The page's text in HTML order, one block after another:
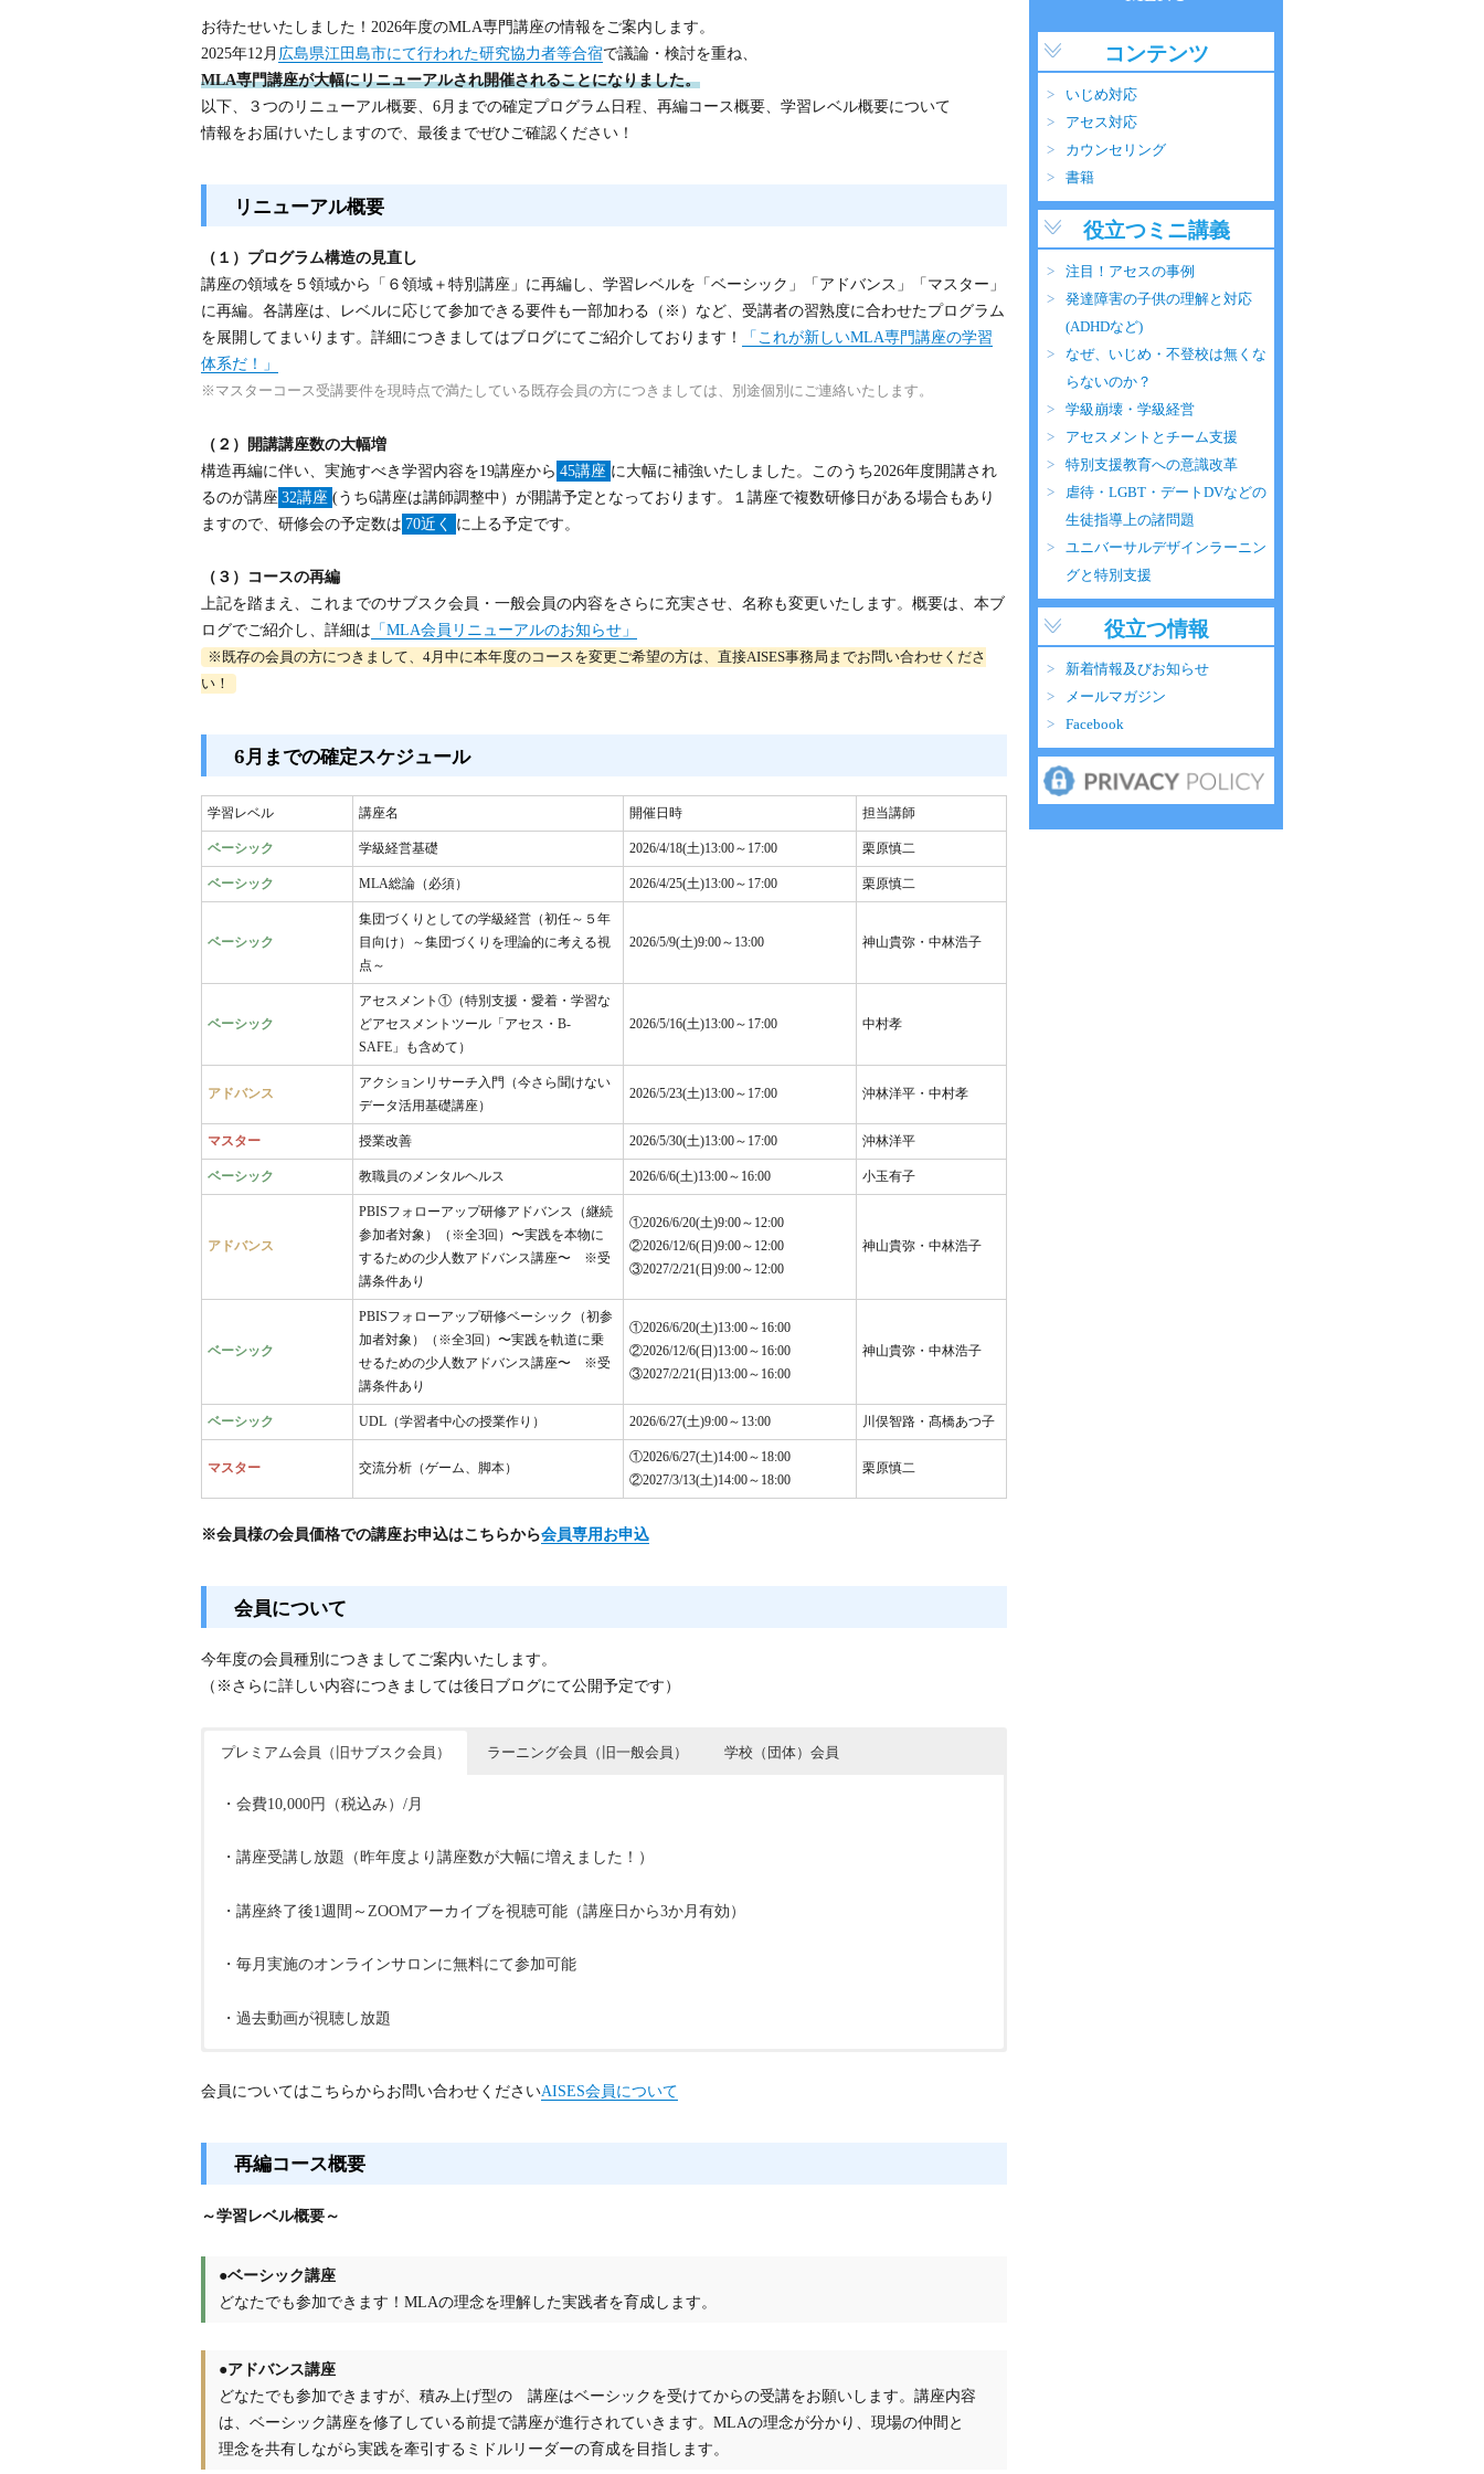
お待たせいたしました！2026年度のMLA専門講座の情報をご案内します。
2025年12月 広島県江田島市にて行われた研究協力者等合宿で議論・検討を重ね、
MLA専門講座が大幅にリニューアルされ開催されることになりました。
以下、３つのリニューアル概要、6月までの確定プログラム日程、再編コース概要、学習レベル概要について
情報をお届けいたしますので、最後までぜひご確認ください！
リニューアル概要
（１）プログラム構造の見直し
講座の領域を５領域から「６領域＋特別講座」に再編し、学習レベルを「ベーシック」「アドバンス」「マスター」
に再編。各講座は、レベルに応じて参加できる要件も一部加わる（※）など、受講者の習熟度に合わせたプログラム
を展開してまいります。詳細につきましてはブログにてご紹介しております！
「これが新しいMLA専門講座の学習
体系だ！」
※マスターコース受講要件を現時点で満たしている既存会員の方につきましては、別途個別にご連絡いたします。
（２）開講講座数の大幅増
構造再編に伴い、実施すべき学習内容を19講座から 45講座 に大幅に補強いたしました。このうち2026年度開講され
るのが講座 32講座 (うち6講座は講師調整中）が開講予定となっております。１講座で複数研修日がある場合もあり
ますので、研修会の予定数は 70近く に上る予定です。
（３）コースの再編
上記を踏まえ、これまでのサブスク会員・一般会員の内容をさらに充実させ、名称も変更いたします。概要は、本ブ
ログでご紹介し、詳細は 「MLA会員リニューアルのお知らせ」
※既存の会員の方につきまして、4月中に本年度のコースを変更ご希望の方は、直接AISES事務局までお問い合わせくださ
い！
6月までの確定スケジュール
学習レベル 講座名 開催日時 担当講師
ベーシック 学級経営基礎 2026/4/18(土)13:00～17:00 栗原慎二
ベーシック MLA総論（必須） 2026/4/25(土)13:00～17:00 栗原慎二
ベーシック
集団づくりとしての学級経営（初任～５年
目向け）～集団づくりを理論的に考える視
点～
2026/5/9(土)9:00～13:00 神山貴弥・中林浩子
ベーシック
アセスメント①（特別支援・愛着・学習な
どアセスメントツール「アセス・B-
SAFE」も含めて）
2026/5/16(土)13:00～17:00 中村孝
アドバンス
アクションリサーチ入門（今さら聞けない
データ活用基礎講座）
2026/5/23(土)13:00～17:00 沖林洋平・中村孝
マスター 授業改善 2026/5/30(土)13:00～17:00 沖林洋平
ベーシック 教職員のメンタルヘルス 2026/6/6(土)13:00～16:00 小玉有子
アドバンス
PBISフォローアップ研修アドバンス（継続
参加者対象）（※全3回）〜実践を本物に
するための少人数アドバンス講座〜 ※受
講条件あり
①2026/6/20(土)9:00～12:00
②2026/12/6(日)9:00～12:00
③2027/2/21(日)9:00～12:00
神山貴弥・中林浩子
ベーシック
PBISフォローアップ研修ベーシック（初参
加者対象）（※全3回）〜実践を軌道に乗
せるための少人数アドバンス講座〜 ※受
講条件あり
①2026/6/20(土)13:00～16:00
②2026/12/6(日)13:00～16:00
③2027/2/21(日)13:00～16:00
神山貴弥・中林浩子
ベーシック UDL（学習者中心の授業作り） 2026/6/27(土)9:00～13:00 川俣智路・髙橋あつ子
マスター 交流分析（ゲーム、脚本）
①2026/6/27(土)14:00～18:00
②2027/3/13(土)14:00～18:00
栗原慎二
※会員様の会員価格での講座お申込はこちらから会員専用お申込
会員について
今年度の会員種別につきましてご案内いたします。
（※さらに詳しい内容につきましては後日ブログにて公開予定です）
プレミアム会員（旧サブスク会員） ラーニング会員（旧一般会員） 学校（団体）会員
・会費10,000円（税込み）/月
・講座受講し放題（昨年度より講座数が大幅に増えました！）
・講座終了後1週間～ZOOMアーカイブを視聴可能（講座日から3か月有効）
・毎月実施のオンラインサロンに無料にて参加可能
・過去動画が視聴し放題
・毎月実施のオンラインサロンに無料にて参加可能
・2026年度の最新講座の受講料金の割引制度あり（1講座あたり約2.000円割引）
・年度末での更新
・学校会員資格を持たれた学校所属の教職員の方で、個別に2026年度の最新講座をお申し込みの場合、受講料
学校全体の研修等で活用することができます。
会員についてはこちらからお問い合わせくださいAISES会員について
再編コース概要
～学習レベル概要～
●ベーシック講座
どなたでも参加できます！MLAの理念を理解した実践者を育成します。
●アドバンス講座
どなたでも参加できますが、積み上げ型の 講座はベーシックを受けてからの受講をお願いします。講座内容
は、ベーシック講座を修了している前提で講座が進行されていきます。MLAの理念が分かり、現場の仲間と
理念を共有しながら実践を牽引するミドルリーダーの育成を目指します。
コンテンツ
いじめ対応
アセス対応
カウンセリング
書籍
役立つミニ講義
注目！アセスの事例
発達障害の子供の理解と対応
(ADHDなど)
なぜ、いじめ・不登校は無くな
らないのか？
学級崩壊・学級経営
アセスメントとチーム支援
特別支援教育への意識改革
虐待・LGBT・デートDVなどの
生徒指導上の諸問題
ユニバーサルデザインラーニン
グと特別支援
役立つ情報
新着情報及びお知らせ
メールマガジン
Facebook